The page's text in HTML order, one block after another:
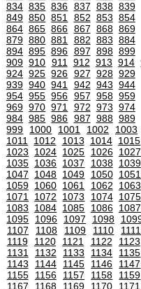
834 835 836 837 838 839
849 850 851 852 853 854
864 865 866 867 868 869
879 880 881 882 883 884
894 895 896 897 898 899
909 910 911 912 913 914
924 925 926 927 928 929
939 940 941 942 943 944
954 955 956 957 958 959
969 970 971 972 973 974
984 985 986 987 988 989
999
1000 1001 1002
1003
1011
1012 1013 1014 1015
1023
1024 1025 1026 1027
1035 1036 1037 1038 1039
1047
1048 1049 1050 1051
1059 1060 1061 1062
1063
1071
1072 1073 1074 1075
1083
1084 1085 1086 1087
1095
1096 1097 1098
1107
1108 1109 1110
1111
1119
1120 1121 1122
1123
1131
1132 1133 1134
1135
1143
1144 1145 1146
1147
1155
1156 1157 1158
1159
1167
1168 1169 1170
1171